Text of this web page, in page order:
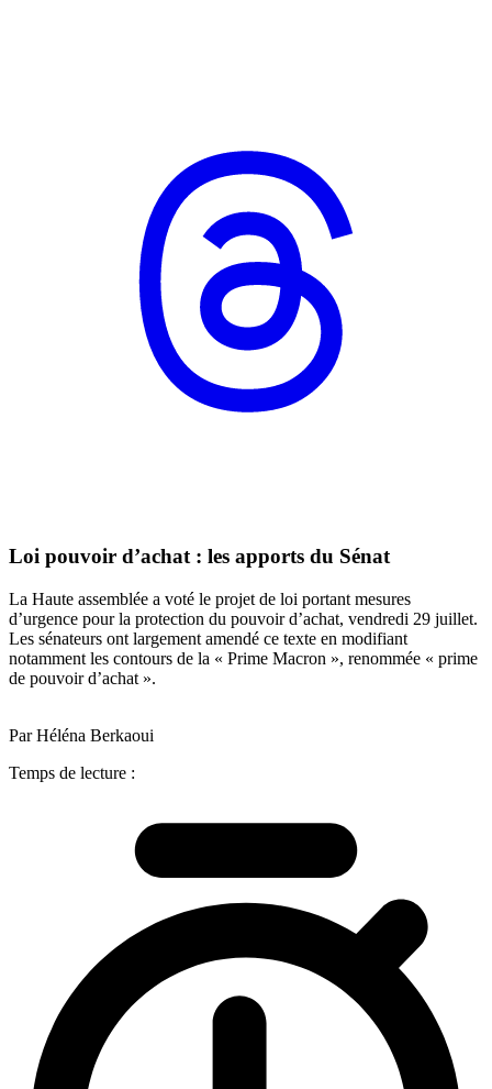
Loi pouvoir d’achat : les apports du Sénat
La Haute assemblée a voté le projet de loi portant mesures
d’urgence pour la protection du pouvoir d’achat, vendredi 29 juillet.
Les sénateurs ont largement amendé ce texte en modifiant
notamment les contours de la « Prime Macron », renommée « prime
de pouvoir d’achat ».
Par Héléna Berkaoui
Temps de lecture :